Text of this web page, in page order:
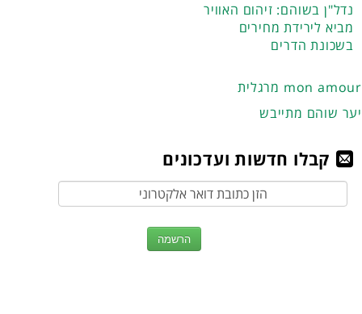
נדל"ן בשוהם: זיהום האוויר
מביא לירידת מחירים
בשכונת הדרים
מרגלית mon amour
יער שוהם מתייבש
קבלו חדשות ועדכונים